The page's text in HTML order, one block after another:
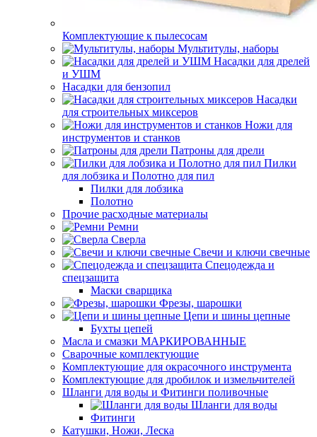
Комплектующие к пылесосам
Мультитулы, наборы
Насадки для дрелей
и УШМ
Насадки для бензопил
Насадки
для строительных миксеров
Ножи для
инструментов и станков
Патроны для дрели
Пилки
для лобзика и Полотно для пил
Пилки для лобзика
Полотно
Прочие расходные материалы
Ремни
Сверла
Свечи и ключи свечные
Спецодежда и
спецзащита
Маски сварщика
Фрезы, шарошки
Цепи и шины цепные
Бухты цепей
Масла и смазки МАРКИРОВАННЫЕ
Сварочные комплектующие
Комплектующие для окрасочного инструмента
Комплектующие для дробилок и измельчителей
Шланги для воды и Фитинги поливочные
Шланги для воды
Фитинги
Катушки, Ножи, Леска